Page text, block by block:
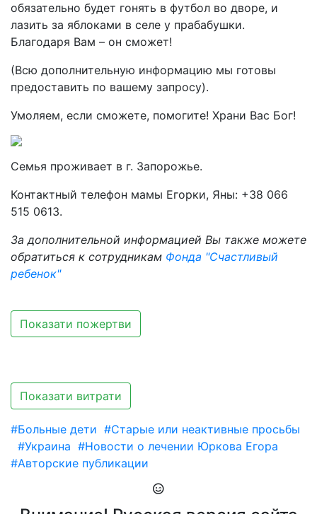
обязательно будет гонять в футбол во дворе, и
лазить за яблоками в селе у прабабушки.
Благодаря Вам – он сможет!
(Всю дополнительную информацию мы готовы
предоставить по вашему запросу).
Умоляем, если сможете, помогите! Храни Вас Бог!
Семья проживает в г. Запорожье.
Контактный телефон мамы Егорки, Яны: +38 066
515 0613.
За дополнительной информацией Вы также можете
обратиться к сотрудникам Фонда "Счастливый
ребенок"
Показати пожертви
Показати витрати
#Больные дети #Старые или неактивные просьбы
#Украина #Новости о лечении Юркова Егора
#Авторские публикации